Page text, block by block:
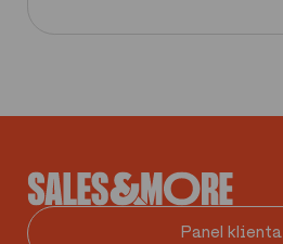
Panel klienta